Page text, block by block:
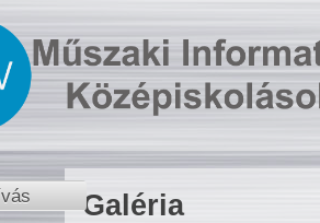
Galéria